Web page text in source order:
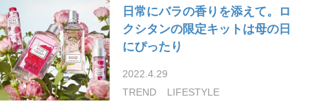
日常にバラの香りを添えて。ロ
クシタンの限定キットは母の日
にぴったり
2022.4.29
TREND
LIFESTYLE